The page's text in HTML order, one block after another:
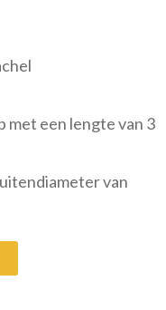
met een lengte van 3
van